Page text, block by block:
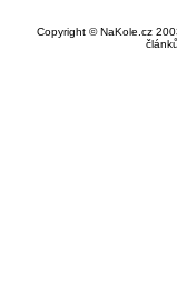
Copyright © NaKole.cz